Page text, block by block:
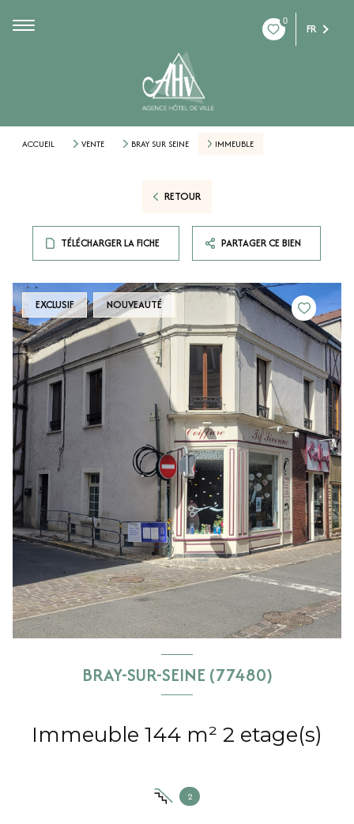
0
FR
ACCUEIL VENTE BRAY SUR SEINE IMMEUBLE
RETOUR
TÉLÉCHARGER LA FICHE PARTAGER CE BIEN
EXCLUSIF NOUVEAUTÉ
BRAY-SUR-SEINE (77480)
Immeuble 144 m² 2 etage(s)
2